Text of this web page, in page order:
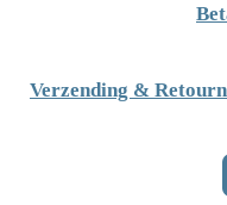
Verzending &